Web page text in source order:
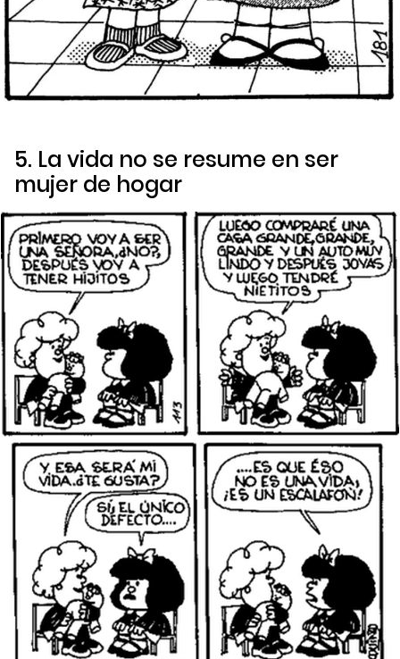
5. La vida no se resume en ser
mujer de hogar